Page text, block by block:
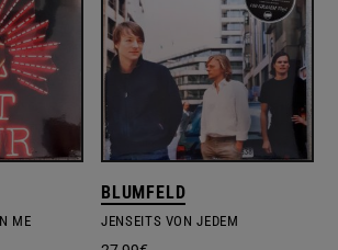
ME
BLUMFELD
JENSEITS VON JEDEM